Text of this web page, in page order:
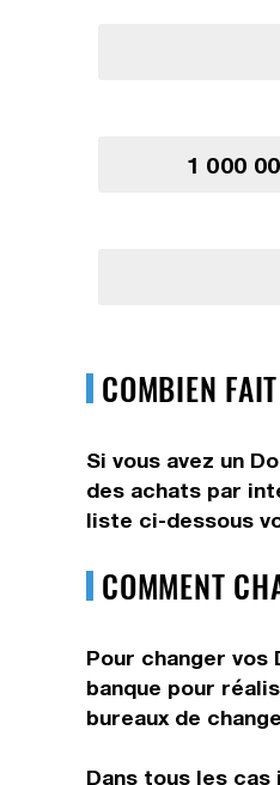
1 000
COMBIEN
Si vous avez un
des achats par
liste ci-dessous
COMMENT
Pour changer vos
banque pour
bureaux de
Dans tous les